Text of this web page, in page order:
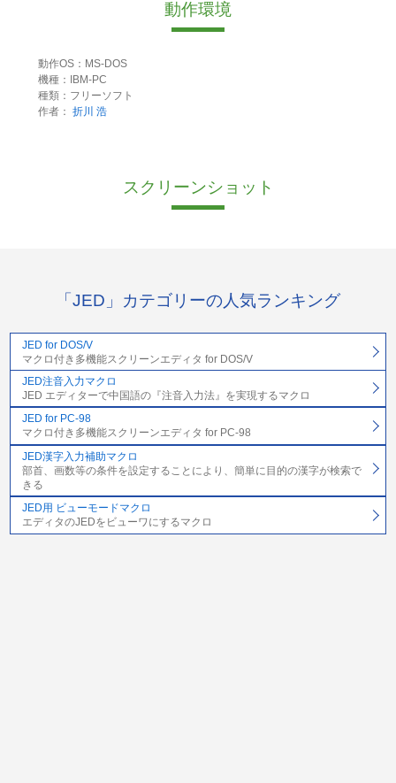
動作環境
動作OS：MS-DOS
機種：IBM-PC
種類：フリーソフト
作者： 折川 浩
スクリーンショット
「JED」カテゴリーの人気ランキング
JED for DOS/V
マクロ付き多機能スクリーンエディタ for DOS/V
JED注音入力マクロ
JED エディターで中国語の『注音入力法』を実現するマクロ
JED for PC-98
マクロ付き多機能スクリーンエディタ for PC-98
JED漢字入力補助マクロ
部首、画数等の条件を設定することにより、簡単に目的の漢字が検索で
きる
JED用 ビューモードマクロ
エディタのJEDをビューワにするマクロ